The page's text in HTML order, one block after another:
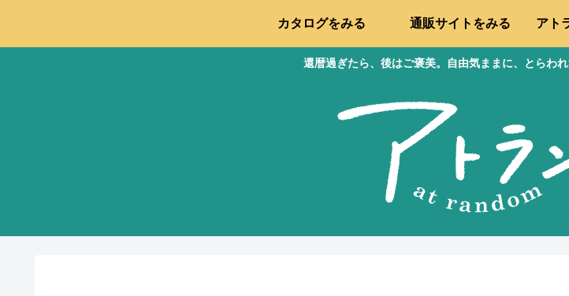
還暦過ぎたら、後はご褒美。自由気ままに、とらわ
カタログをみる 通販サイトをみる アト